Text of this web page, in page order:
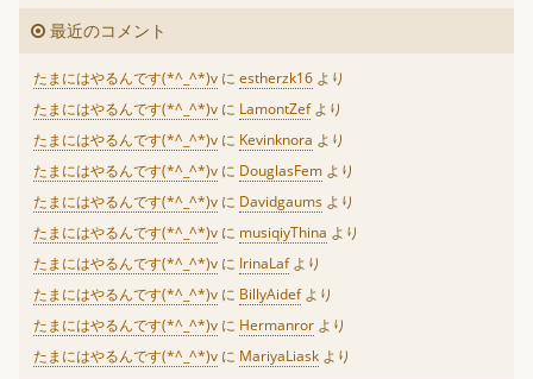
最近のコメント
たまにはやるんです(*^_^*)v に estherzk16 より
たまにはやるんです(*^_^*)v に LamontZefより
たまにはやるんです(*^_^*)v に Kevinknora より
たまにはやるんです(*^_^*)v に DouglasFem より
たまにはやるんです(*^_^*)v に Davidgaums より
たまにはやるんです(*^_^*)v に musiqiyThina より
たまにはやるんです(*^_^*)v に IrinaLafより
たまにはやるんです(*^_^*)v に BillyAidefより
たまにはやるんです(*^_^*)v に Hermanror より
たまにはやるんです(*^_^*)v に MariyaLiask より